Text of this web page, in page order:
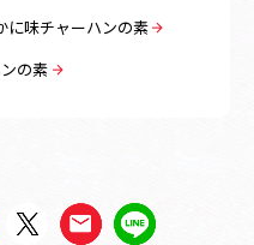
に味チャーハンの素
の素